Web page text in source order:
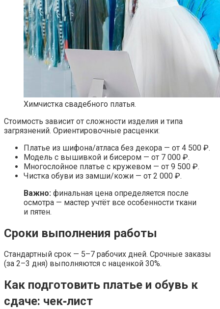
Химчистка свадебного платья.
Стоимость зависит от сложности изделия и типа
загрязнений. Ориентировочные расценки:
Платье из шифона/атласа без декора — от 4 500 ₽.
Модель с вышивкой и бисером — от 7 000 ₽.
Многослойное платье с кружевом — от 9 500 ₽.
Чистка обуви из замши/кожи — от 2 000 ₽.
Важно: финальная цена определяется после
осмотра — мастер учтёт все особенности ткани
и пятен.
Сроки выполнения работы
Стандартный срок — 5–7 рабочих дней. Срочные заказы
(за 2–3 дня) выполняются с наценкой 30%.
Как подготовить платье и обувь к
сдаче: чек‑лист